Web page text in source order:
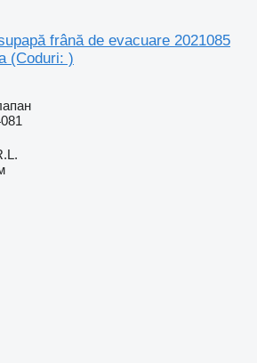
frână de evacuare 2021085
(Coduri: )